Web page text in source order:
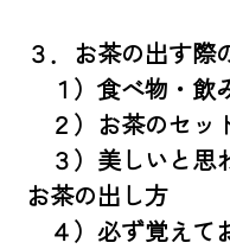
３．お茶の出す際
１）食べ物・飲
２）お茶のセッ
３）美しいと思
お茶の出し方
４）必ず覚えて